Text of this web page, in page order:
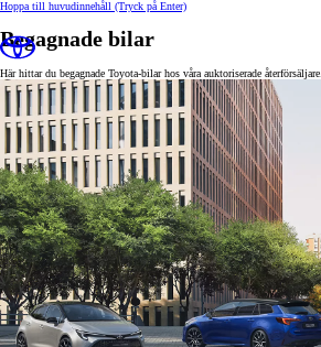
Hoppa till huvudinnehåll (Tryck på Enter)
Begagnade bilar
Här hittar du begagnade Toyota-bilar hos våra auktoriserade återförsäljare.